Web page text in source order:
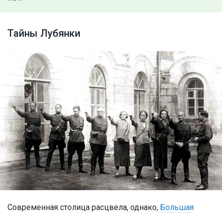
Тайны Лубянки
Современная столица расцвела, однако, Большая